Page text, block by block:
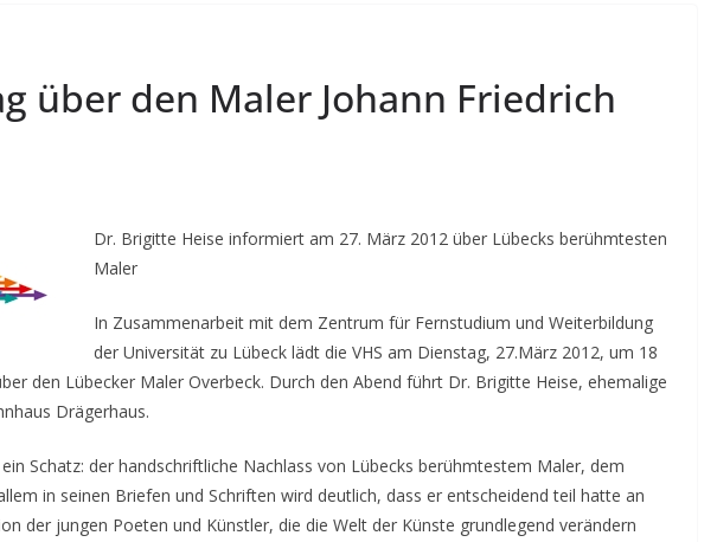
über den Maler Johann Friedrich
Dr. Brigitte Heise informiert am 27. März 2012 über Lübecks berühmtesten
Maler
In Zusammenarbeit mit dem Zentrum für Fernstudium und Weiterbildung
der Universität zu Lübeck lädt die VHS am Dienstag, 27.März 2012, um 18
den Lübecker Maler Overbeck. Durch den Abend führt Dr. Brigitte Heise, ehemalige
Drägerhaus.
Schatz: der handschriftliche Nachlass von Lübecks berühmtestem Maler, dem
in seinen Briefen und Schriften wird deutlich, dass er entscheidend teil hatte an
der jungen Poeten und Künstler, die die Welt der Künste grundlegend verändern